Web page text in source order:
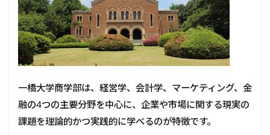
一橋大学商学部は、経営学、会計学、マーケティング、金
融の4つの主要分野を中心に、企業や市場に関する現実の
課題を理論的かつ実践的に学べるのが特徴です。